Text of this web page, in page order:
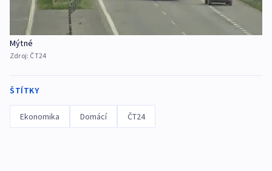
Mýtné
Zdroj: ČT24
ŠTÍTKY
Ekonomika Domácí ČT24